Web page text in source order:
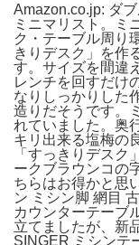
Amazon.co.jp: ダ
ミニマリスト。ミ
ク・テーブル周り
きりデスク」を作
す。サイズを間違
レンチを回すだけ
なりしっかりした
造りだそうです。
れていました。奥
キリ出来る塩梅の
「すっきりデス
ークブラウンコの
ちらはお得かと思
ン ミシン脚 網目
カウンターテーブ
立てましたが、新
SINGER ミシン